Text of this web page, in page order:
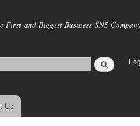
main
First and Biggest Business SNS
Us